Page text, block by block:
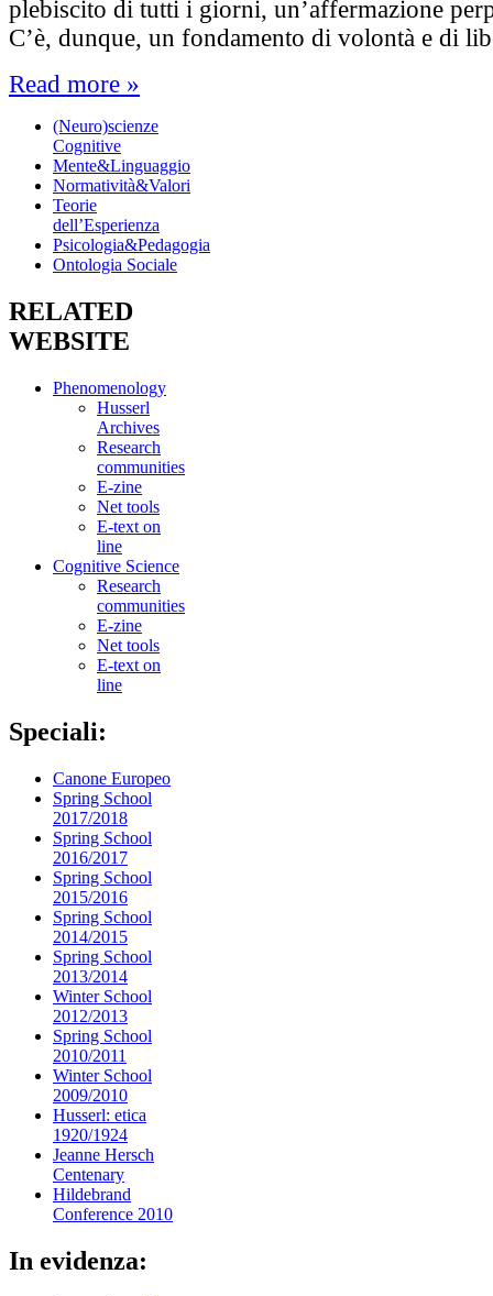
plebiscito di tutti i giorni, un’affermazione
C’è, dunque, un fondamento di volontà e di
Read more »
(Neuro)scienze
Cognitive
Mente&Linguaggio
Normatività&Valori
Teorie
dell’Esperienza
Psicologia&Pedagogia
Ontologia Sociale
RELATED
WEBSITE
Phenomenology
Husserl
Archives
Research
communities
E-zine
Net tools
E-text on
line
Cognitive Science
Research
communities
E-zine
Net tools
E-text on
line
Speciali:
Canone Europeo
Spring School
2017/2018
Spring School
2016/2017
Spring School
2015/2016
Spring School
2014/2015
Spring School
2013/2014
Winter School
2012/2013
Spring School
2010/2011
Winter School
2009/2010
Husserl: etica
1920/1924
Jeanne Hersch
Centenary
Hildebrand
Conference 2010
In evidenza: